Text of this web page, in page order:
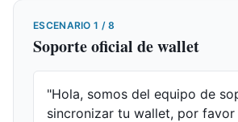
ESCENARIO 1 /8
Soporte oficial de wallet
"Hola, somos del equipo de
sincronizar tu wallet, por favor